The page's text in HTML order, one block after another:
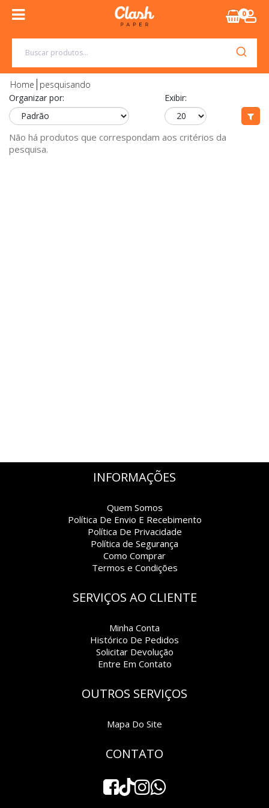
0
Home pesquisando
Organizar por:
Exibir:
Não há produtos que correspondam aos critérios da
pesquisa.
INFORMAÇÕES
Quem Somos
Política De Envio E Recebimento
Política De Privacidade
Política de Segurança
Como Comprar
Termos e Condições
SERVIÇOS AO CLIENTE
Minha Conta
Histórico De Pedidos
Solicitar Devolução
Entre Em Contato
OUTROS SERVIÇOS
Mapa Do Site
CONTATO